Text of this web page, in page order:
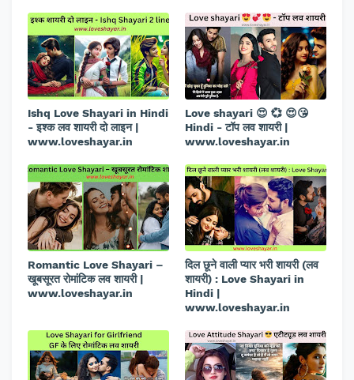
Ishq Love Shayari in Hindi
- इश्क लव शायरी दो लाइन |
www.loveshayar.in
Love shayari 😍 💞 😍😘
Hindi - टॉप लव शायरी |
www.loveshayar.in
Romantic Love Shayari –
खूबसूरत रोमांटिक लव शायरी |
www.loveshayar.in
दिल छूने वाली प्यार भरी शायरी (लव
शायरी) : Love Shayari in
Hindi |
www.loveshayar.in